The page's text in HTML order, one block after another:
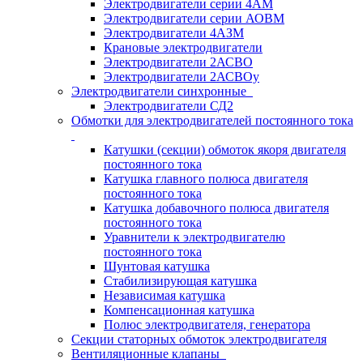
Электродвигатели серии 4АМ
Электродвигатели серии АОВМ
Электродвигатели 4АЗМ
Крановые электродвигатели
Электродвигатели 2АСВО
Электродвигатели 2АСВОу
Электродвигатели синхронные
Электродвигатели СД2
Обмотки для электродвигателей постоянного тока
Катушки (секции) обмоток якоря двигателя
постоянного тока
Катушка главного полюса двигателя
постоянного тока
Катушка добавочного полюса двигателя
постоянного тока
Уравнители к электродвигателю
постоянного тока
Шунтовая катушка
Стабилизирующая катушка
Независимая катушка
Компенсационная катушка
Полюс электродвигателя, генератора
Секции статорных обмоток электродвигателя
Вентиляционные клапаны